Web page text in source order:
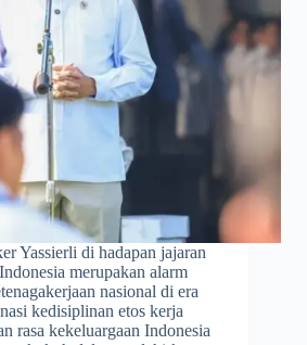
Yassierli di hadapan jajaran
merupakan alarm
nasional di era
kedisiplinan etos kerja
rasa kekeluargaan Indonesia